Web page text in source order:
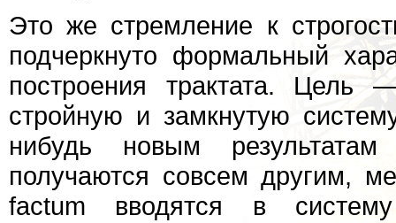
Это же стремление к
подчеркнуто формальный
построения трактата. Цель
стройную и замкнутую
нибудь новым
получаются совсем другим,
factum вводятся в